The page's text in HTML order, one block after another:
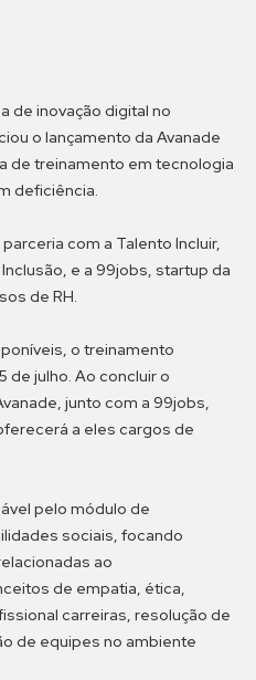
de inovação digital no
o lançamento da Avanade
de treinamento em tecnologia
deficiência.
com a Talento Incluir,
e a 99jobs, startup da
de RH.
o treinamento
de julho. Ao concluir o
junto com a 99jobs,
a eles cargos de
pelo módulo de
sociais, focando
ao
de empatia, ética,
carreiras, resolução de
de equipes no ambiente